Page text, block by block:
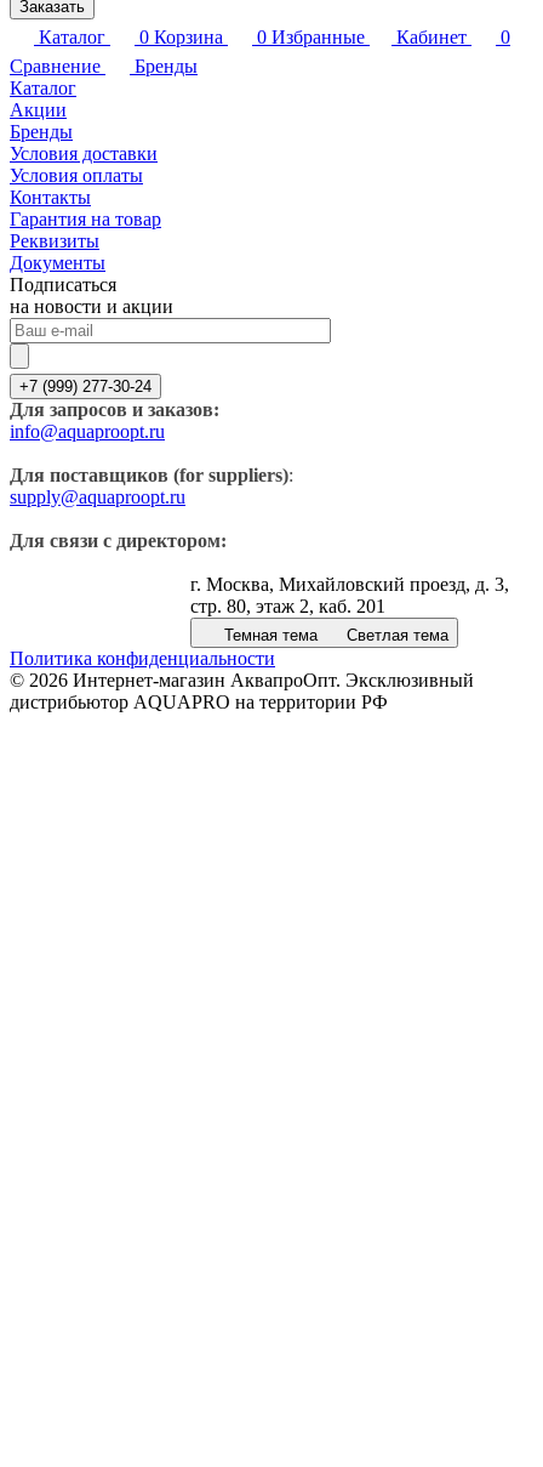
Заказать
Каталог 0 Корзина 0 Избранные Кабинет
0
Сравнение
Бренды
Каталог
Акции
Бренды
Условия доставки
Условия оплаты
Контакты
Гарантия на товар
Реквизиты
Документы
Подписаться
на новости и акции
+7 (999) 277-30-24
Для запросов и заказов:
info@aquaproopt.ru
Для поставщиков (for suppliers):
supply@aquaproopt.ru
Для связи с директором:
г. Москва, Михайловский проезд, д. 3,
стр. 80, этаж 2, каб. 201
Темная тема Светлая тема
Политика конфиденциальности
© 2026 Интернет-магазин АквапроОпт. Эксклюзивный
дистрибьютор AQUAPRO на территории РФ